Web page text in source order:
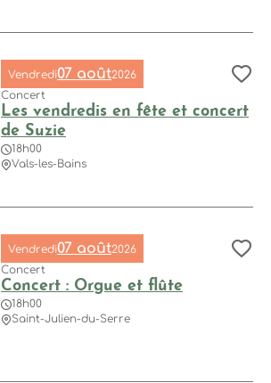
Vendredi07 août2026
Concert
Les vendredis en fête et concert
de Suzie
18h00
Vals-les-Bains
Vendredi07 août2026
Concert
Concert : Orgue et flûte
18h00
Saint-Julien-du-Serre